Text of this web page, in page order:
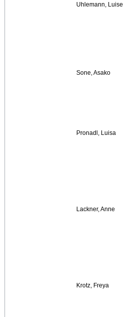
Uhlemann, Luise
Sone, Asako
Pronadl, Luisa
Lackner, Anne
Krotz, Freya